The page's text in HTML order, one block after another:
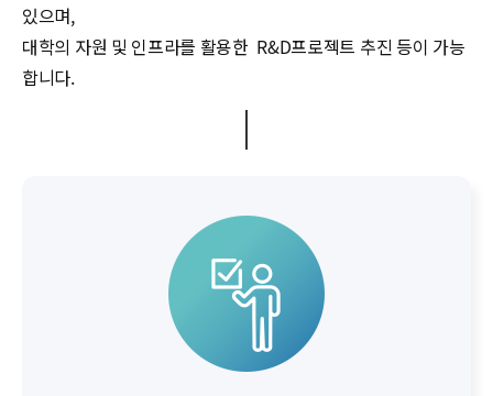
있으며,
대학의 자원 및 인프라를 활용한 R&D프로젝트 추진 등이 가능
합니다.